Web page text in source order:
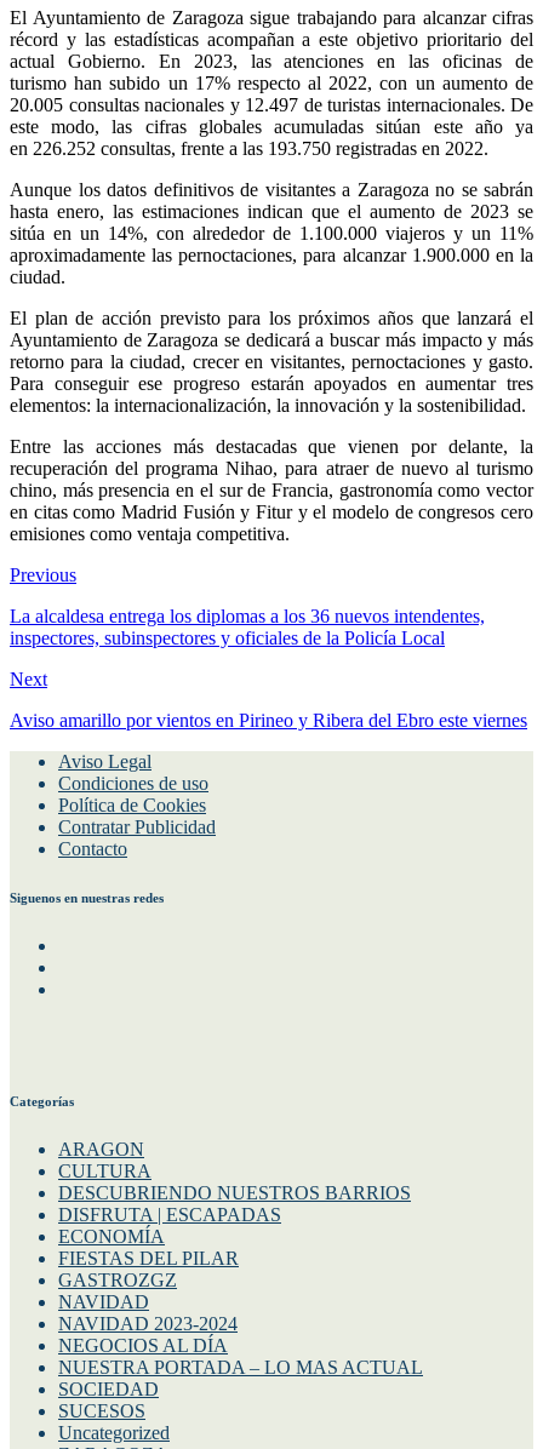
TURISMOCRECIENTE
El Ayuntamiento de Zaragoza sigue trabajando para alcanzar cifras
récord y las estadísticas acompañan a este objetivo prioritario del
actual Gobierno. En2023, las atenciones en las oficinas de
turismohan subido un 17%respecto al 2022, con un aumento de
20.005 consultas nacionales y 12.497 de turistas internacionales. De
este modo, las cifras globales acumuladas sitúan este año ya
en226.252 consultas, frente a las 193.750 registradas en 2022.
Aunque los datos definitivos de visitantes a Zaragoza no se sabrán
hasta enero, lasestimacionesindican que el aumento de 2023 se
sitúa en
aproximadamente las pernoctaciones, para alcanzar
1.900.000
en la
ciudad.
El plan de acción previsto para los próximos años que lanzará el
Ayuntamiento de Zaragoza se dedicará a buscar más impacto y más
retorno para la ciudad, crecer en visitantes, pernoctaciones y gasto.
Para conseguir ese progreso estarán apoyados en aumentar tres
elementos:la internacionalización, la innovación y la sostenibilidad.
Entre las acciones más destacadas que vienen por delante, la
recuperación delprograma Nihao, para atraer de nuevo al turismo
chino, más presencia en elsur de Francia
en citas como Madrid Fusión y Fitur y el modelo de congresos cero
emisiones como ventaja competitiva.
Previous
La alcaldesa entrega los diplomas a los 36 nuevos intendentes,
inspectores, subinspectores y oficiales de la Policía Local
Next
Aviso amarillo por vientos en Pirineo y Ribera del Ebro este viernes
Aviso Legal
Condiciones de uso
Política de Cookies
Contacto
Siguenos en nuestras redes
Categorías
ARAGON
CULTURA
DESCUBRIENDO NUESTROS BARRIOS
DISFRUTA | ESCAPADAS
ECONOMÍA
FIESTAS DEL PILAR
GASTROZGZ
NAVIDAD
NAVIDAD 2023-2024
NEGOCIOS AL DÍA
NUESTRA PORTADA – LO MAS ACTUAL
SOCIEDAD